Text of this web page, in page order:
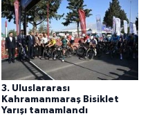
3. Uluslararası
Kahramanmaraş Bisiklet
Yarışı tamamlandı